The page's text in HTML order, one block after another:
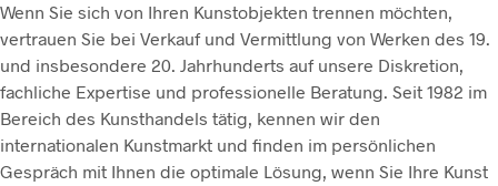
Wenn Sie sich von Ihren Kunstobjekten trennen möchten,
vertrauen Sie bei Verkauf und Vermittlung von Werken des 19.
und insbesondere 20. Jahrhunderts auf unsere Diskretion,
fachliche Expertise und professionelle Beratung. Seit 1982 im
Bereich des Kunsthandels tätig, kennen wir den
internationalen Kunstmarkt und finden im persönlichen
Gespräch mit Ihnen die optimale Lösung, wenn Sie Ihre Kunst